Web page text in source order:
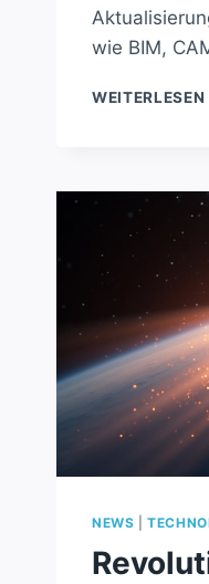
wie BIM,
WEITERLESEN
NEWS |